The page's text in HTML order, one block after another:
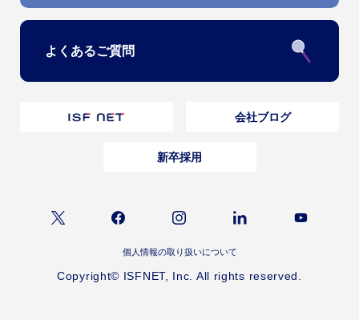
よくあるご質問
会社ブログ
新卒採用
個人情報の取り扱いについて
Copyright© ISFNET, Inc. All rights reserved.